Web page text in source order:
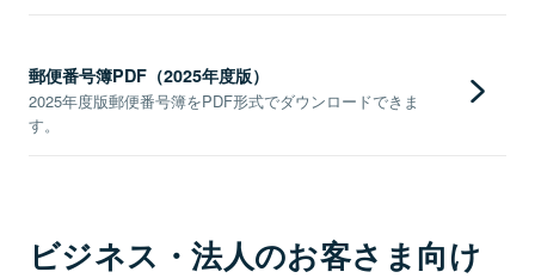
郵便番号簿PDF（2025年度版）
2025年度版郵便番号簿をPDF形式でダウンロードできま
す。
ビジネス・法人のお客さま向け